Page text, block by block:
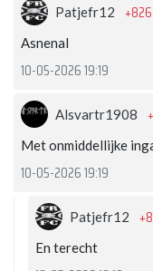
Patjefr12
Asnenal
10-05-2026 19:19
Alsvartr1908
Met onmiddellijke
10-05-2026 19:19
Patjefr12
En terecht